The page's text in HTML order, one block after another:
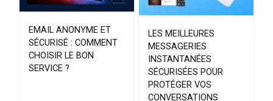
EMAIL ANONYME ET
SÉCURISÉ : COMMENT
CHOISIR LE BON
SERVICE ?
LES MEILLEURES
MESSAGERIES
INSTANTANÉES
SÉCURISÉES POUR
PROTÉGER VOS
CONVERSATIONS